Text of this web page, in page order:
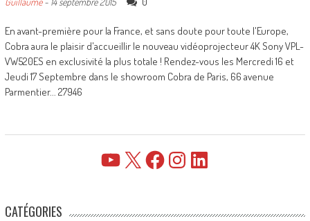
En avant-première pour la France, et sans doute pour toute l'Europe,
Cobra aura le plaisir d'accueillir le nouveau vidéoprojecteur 4K Sony VPL-
VW520ES en exclusivité la plus totale ! Rendez-vous les Mercredi 16 et
Jeudi 17 Septembre dans le showroom Cobra de Paris, 66 avenue
Parmentier... 27946
YouTube FacebookInstagramLinkedIn
CATÉGORIES